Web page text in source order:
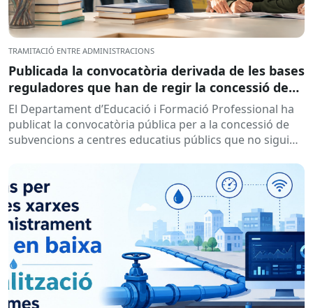
TRAMITACIÓ ENTRE ADMINISTRACIONS
Publicada la convocatòria derivada de les bases
reguladores que han de regir la concessió de
subvencions a centres educatius, per al
desenvolupament de programes de formació i
inserció, durant el curs 2026-2027
El Departament d’Educació i Formació Professional ha
publicat la convocatòria pública per a la concessió de
subvencions a centres educatius públics que no siguin